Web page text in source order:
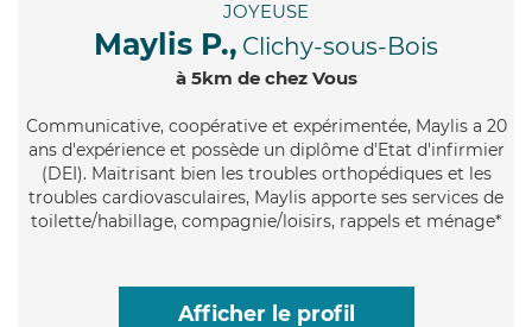
JOYEUSE
Maylis P., Clichy-sous-Bois
à 5km de chez Vous
Communicative, coopérative et expérimentée, Maylis a 20
ans d'expérience et possède un diplôme d'Etat d'infirmier
(DEI). Maitrisant bien les troubles orthopédiques et les
troubles cardiovasculaires, Maylis apporte ses services de
toilette/habillage, compagnie/loisirs, rappels et ménage*
Afficher le profil